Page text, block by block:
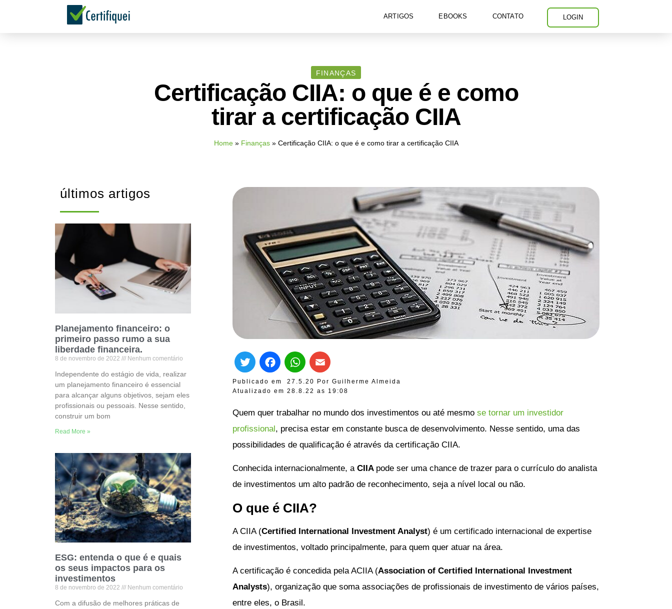
ARTIGOS EBOOKS CONTATO LOGIN
FINANÇAS
Certificação CIIA: o que é e como
tirar a certificação CIIA
Home» Finanças» Certificação CIIA: o que é e como tirar a certificação CIIA
últimos artigos
Planejamento financeiro: o
primeiro passo rumo a sua
liberdade financeira.
8 de novembro de 2022 Nenhum comentário
Independente do estágio de vida, realizar
um planejamento financeiro é essencial
para alcançar alguns objetivos, sejam eles
profissionais ou pessoais. Nesse sentido,
construir um bom
Read More »
ESG: entenda o que é e quais
os seus impactos para os
investimentos
8 de novembro de 2022 Nenhum comentário
Com a difusão de melhores práticas de
Publicado em 27.5.20 Por Guilherme Almeida
Atualizado em 28.8.22 as 19:08
TwitterFacebook
WhatsApp
Quem quer trabalhar no mundo dos investimentos ou até mesmo se tornar um investidor
profissional, precisa estar em constante busca de desenvolvimento. Nesse sentido, uma das
possibilidades de qualificação é através da certificação CIIA.
Conhecida internacionalmente, a CIIA pode ser uma chance de trazer para o currículo do analista
de investimentos um alto padrão de reconhecimento, seja a nível local ou não.
O que é CIIA?
A CIIA (Certified International Investment Analyst) é um certificado internacional de expertise
de investimentos, voltado principalmente, para quem quer atuar na área.
A certificação é concedida pela ACIIA (Association of Certified International Investment
Analysts), organização que soma associações de profissionais de investimento de vários países,
entre eles, o Brasil.